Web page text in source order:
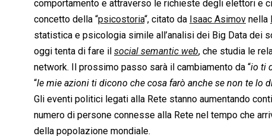
comportamento e attraverso le richieste degli elettori e
concetto della “psicostoria“, citato da Isaac Asimov nella
statistica e psicologia simile all’analisi dei Big Data dei
oggi tenta di fare il social semantic web, che studia le
network. Il prossimo passo sarà il cambiamento da “io ti
“le mie azioni ti dicono che cosa farò anche se non te lo
Gli eventi politici legati alla Rete stanno aumentando
numero di persone connesse alla Rete nel tempo che
della popolazione mondiale.